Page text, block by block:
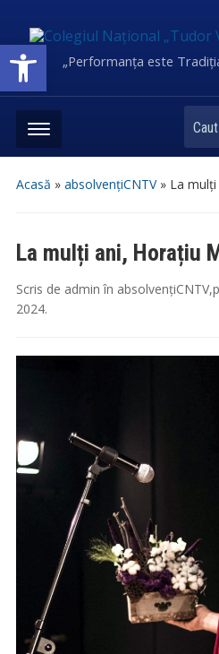
Deschide bara de unelte„Performanța este
Acasă » absolvențiCNTV» La
La mulți ani, Horațiu
Scris de admin în absolvențiCNTV,
2024.